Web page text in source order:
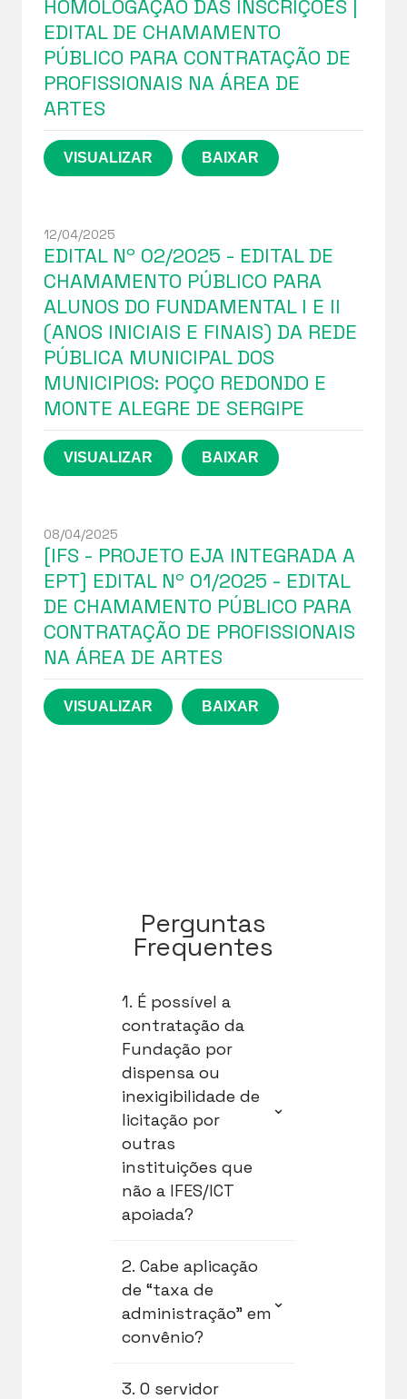
HOMOLOGAÇÃO DAS INSCRIÇÕES |
EDITAL DE CHAMAMENTO
PÚBLICO PARA CONTRATAÇÃO DE
PROFISSIONAIS NA ÁREA DE
ARTES
12/04/2025
EDITAL Nº 02/2025 - EDITAL DE
CHAMAMENTO PÚBLICO PARA
ALUNOS DO FUNDAMENTAL I E II
(ANOS INICIAIS E FINAIS) DA REDE
PÚBLICA MUNICIPAL DOS
MUNICIPIOS: POÇO REDONDO E
MONTE ALEGRE DE SERGIPE
08/04/2025
[IFS - PROJETO EJA INTEGRADA A
EPT] EDITAL Nº 01/2025 - EDITAL
DE CHAMAMENTO PÚBLICO PARA
CONTRATAÇÃO DE PROFISSIONAIS
NA ÁREA DE ARTES
Perguntas
Frequentes
1. É possível a
contratação da
Fundação por
dispensa ou
inexigibilidade de
licitação por
outras
instituições que
não a IFES/ICT
apoiada?
⌄
A contratação da
Fundação de Apoio por
inexigibilidade ou
dispensa de licitação
instruído pela
2. Cabe aplicação
de “taxa de
administração” em
convênio?
⌄
A Portaria
3. O servidor